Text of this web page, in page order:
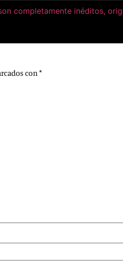
completamente inéditos,
con*